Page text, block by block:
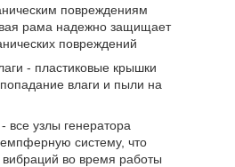
повреждениям
рама надежно защищает
повреждений
- пластиковые крышки
влаги и пыли на
узлы генератора
систему, что
во время работы